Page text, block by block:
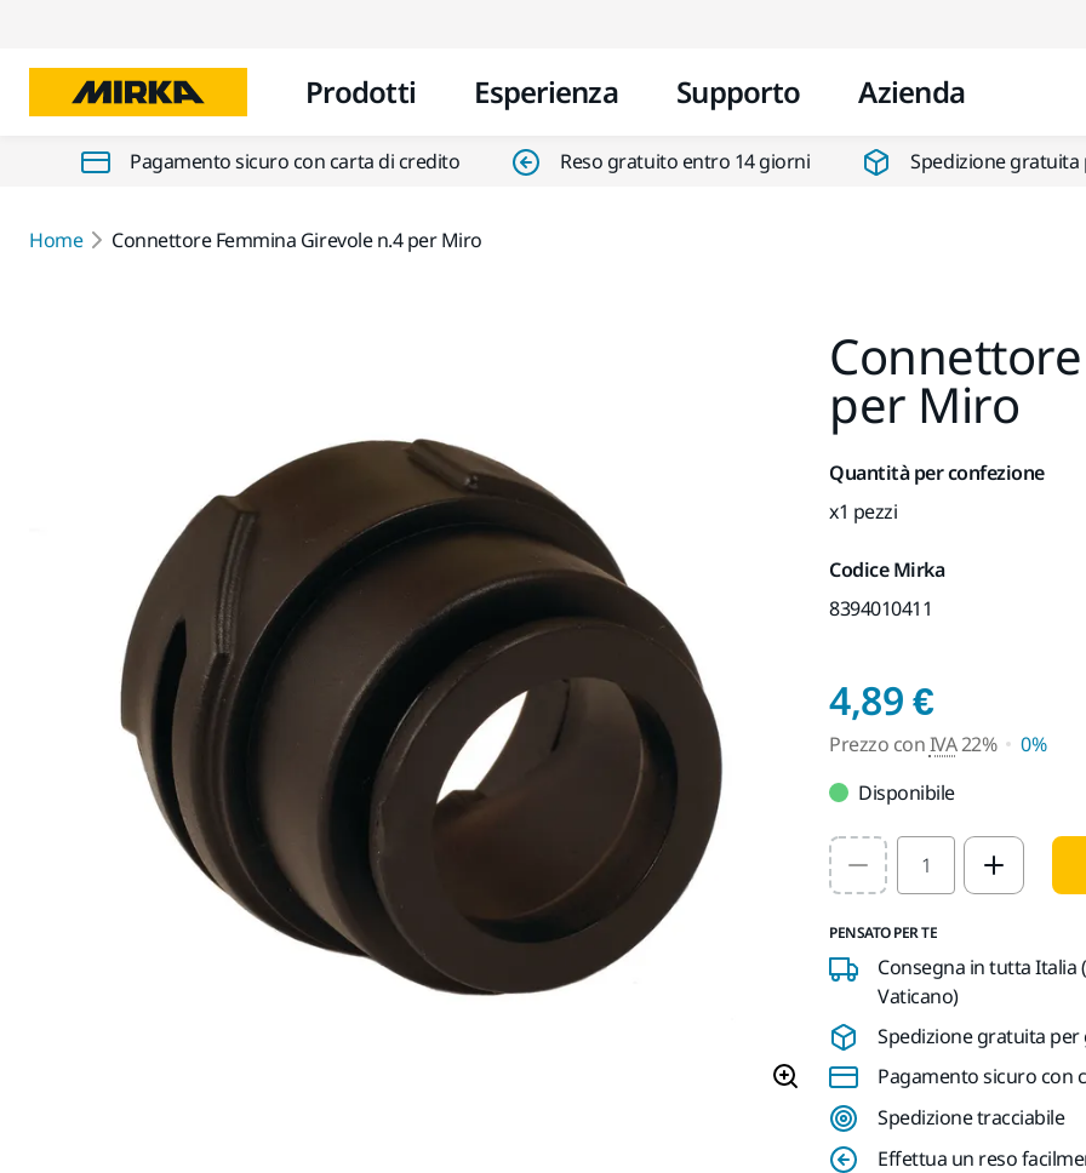
Prodotti Esperienza Supporto Azienda
Pagamento sicuro con carta di credito Reso gratuito entro 14 giorni Spedizione gratuita
Home Connettore Femmina Girevole n.4 per Miro
per Miro
Quantità per confezione
x1 pezzi
Codice Mirka
8394010411
4,89 €Prezzo
Prezzo conIVA22%
0%
Disponibile
Select quantity value
PENSATO PER TE
Consegna in tutta Italia
Vaticano)
Spedizione gratuita
Pagamento sicuro con
Spedizione tracciabile
Effettua un reso